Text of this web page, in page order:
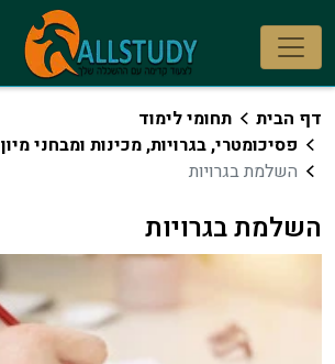
דף הבית
תחומי לימוד
פסיכומטרי, בגרויות, מכינות ומבחני מיון
השלמת בגרויות
השלמת בגרויות